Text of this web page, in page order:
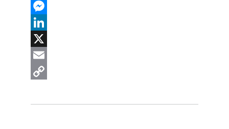
Facebook
Messenger
LinkedIn
X
Email
Link